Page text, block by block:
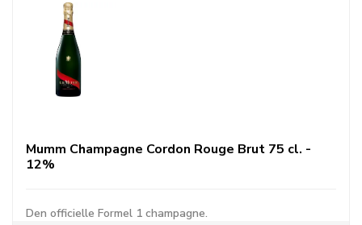
Mumm Champagne Cordon Rouge Brut 75 cl. -
12%
Den officielle Formel 1 champagne.